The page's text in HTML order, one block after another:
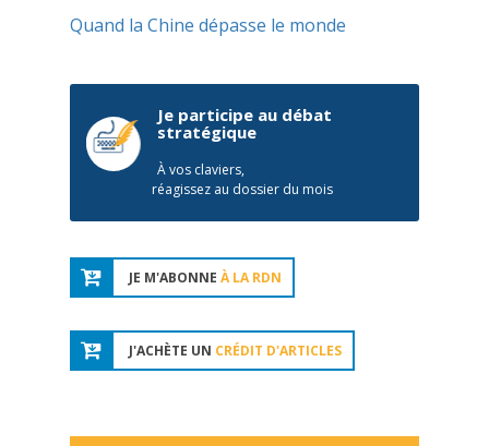
Quand la Chine dépasse le monde
Je participe au débat
stratégique
À vos claviers,
réagissez au dossier du mois
JE M'ABONNE À LA RDN
J'ACHÈTE UN CRÉDIT D'ARTICLES